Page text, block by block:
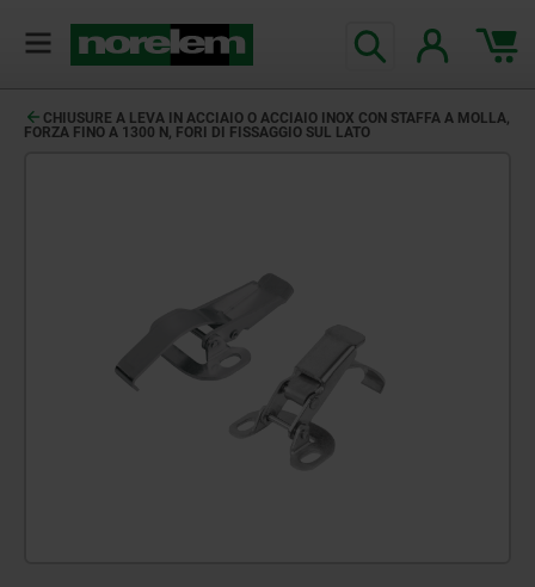
CHIUSURE A LEVA IN ACCIAIO O ACCIAIO INOX CON STAFFA A MOLLA,
FORZA FINO A 1300 N, FORI DI FISSAGGIO SUL LATO